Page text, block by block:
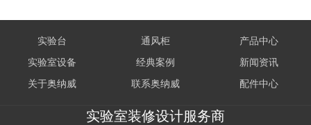
实验台 通风柜
产品中心
实验室设备
经典案例
新闻资讯
关于奥纳威
联系奥纳威 配件中心
实验室装修设计服务商